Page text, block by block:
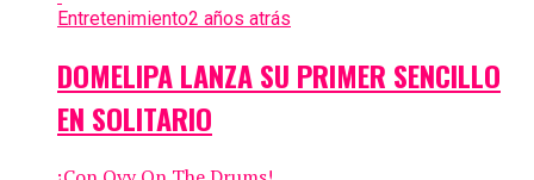
Entretenimiento2 años atrás
DOMELIPA LANZA SU PRIMER SENCILLO
EN SOLITARIO